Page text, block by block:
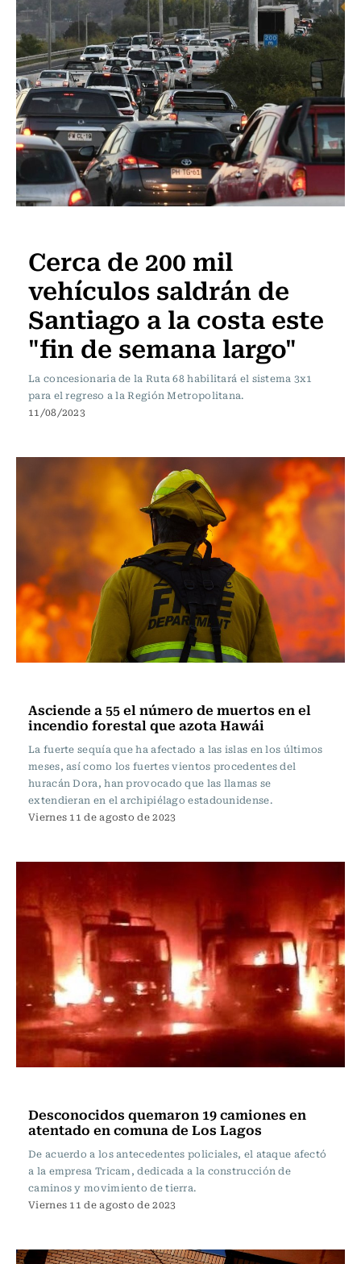
Cerca de 200 mil
vehículos saldrán de
Santiago a la costa este
"fin de semana largo"
La concesionaria de la Ruta 68 habilitará el sistema 3x1
para el regreso a la Región Metropolitana.
11/08/2023
Asciende a 55 el número de muertos en el
incendio forestal que azota Hawái
La fuerte sequía que ha afectado a las islas en los últimos
meses, así como los fuertes vientos procedentes del
huracán Dora, han provocado que las llamas se
extendieran en el archipiélago estadounidense.
Viernes 11 de agosto de 2023
Desconocidos quemaron 19 camiones en
atentado en comuna de Los Lagos
De acuerdo a los antecedentes policiales, el ataque afectó
a la empresa Tricam, dedicada a la construcción de
caminos y movimiento de tierra.
Viernes 11 de agosto de 2023